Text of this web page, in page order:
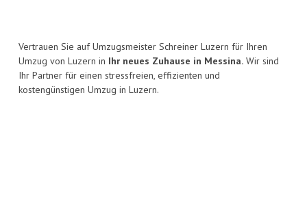
Vertrauen Sie auf Umzugsmeister Schreiner Luzern für Ihren
Umzug von Luzern in Ihr neues Zuhause in Messina. Wir sind
Ihr Partner für einen stressfreien, effizienten und
kostengünstigen Umzug in Luzern.